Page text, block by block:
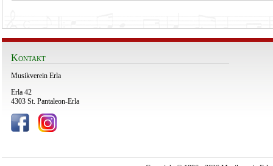
Kontakt
Musikverein Erla
Erla 42
4303 St. Pantaleon-Erla